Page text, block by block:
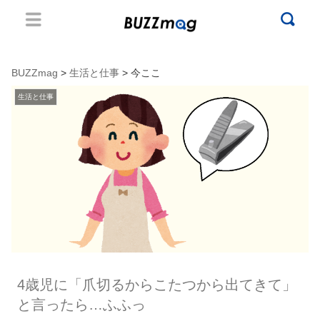
BUZZmag > 生活と仕事 > 今ここ
生活と仕事
4歳児に「爪切るからこたつから出てきて」
と言ったら…ふふっ